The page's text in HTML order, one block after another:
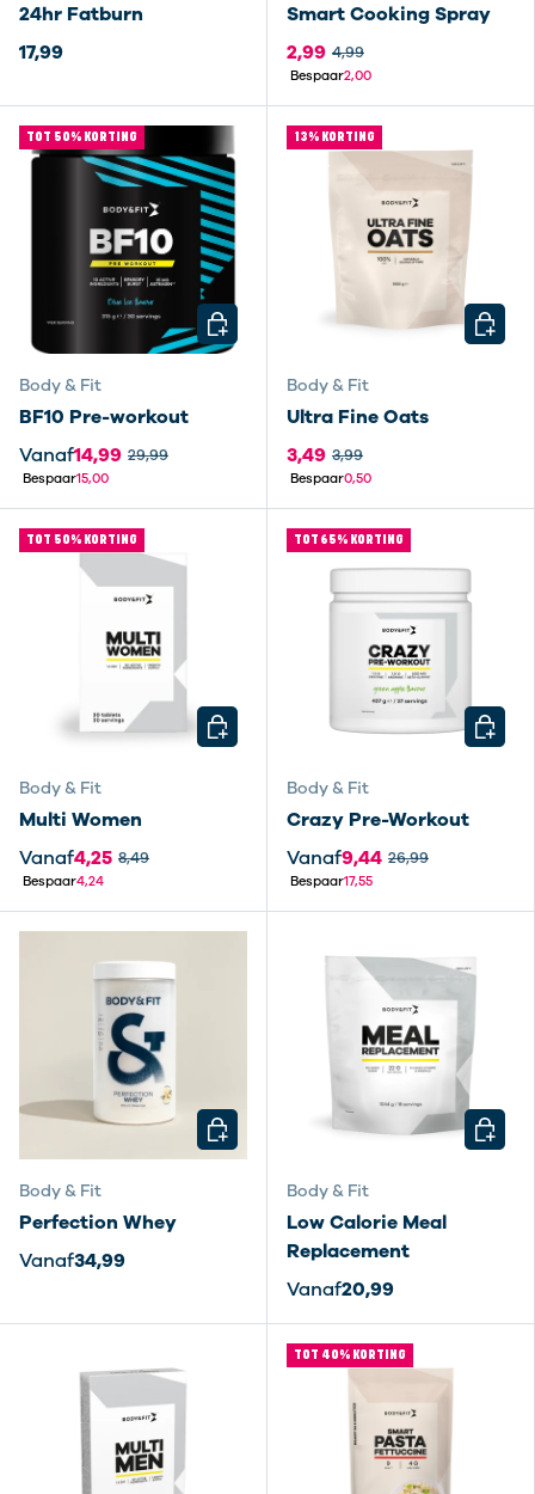
24hr Fatburn
17,99
Smart Cooking Spray
2,99 4,99
Bespaar2,00
TOT 50% KORTING
Body & Fit
BF10 Pre-workout
Vanaf14,99 29,99
Bespaar15,00
KIES MOGELIJKHEDEN
13% KORTING
Body & Fit
Ultra Fine Oats
3,49 3,99
Bespaar0,50
KIES
TOT 50% KORTING
Body & Fit
Multi Women
Vanaf4,25 8,49
Bespaar4,24
KIES MOGELIJKHEDEN
TOT 65% KORTING
Body & Fit
Crazy Pre-Workout
Vanaf9,44 26,99
Bespaar17,55
KIES
Body & Fit
Perfection Whey
Vanaf34,99
KIES MOGELIJKHEDEN
Body & Fit
Low Calorie Meal
Replacement
Vanaf20,99
KIES
TOT 40% KORTING